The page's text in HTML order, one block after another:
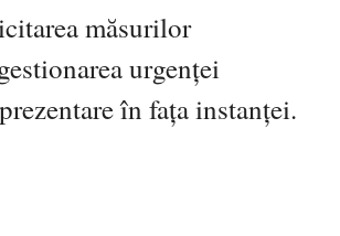
măsurilor
urgenței
în fața instanței.